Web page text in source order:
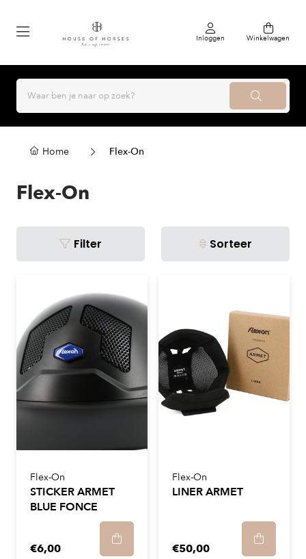
Inloggen Winkelwagen
Home Flex-On
Flex-On
Filter Sorteer
Flex-On
STICKER ARMET
BLUE FONCE
€6,00
Flex-On
LINER ARMET
€50,00